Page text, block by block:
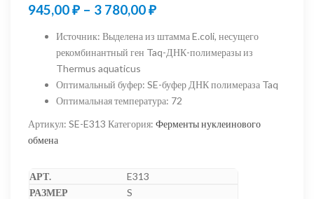
945,00₽ – 3 780,00₽Диапазон
цен:
945,00 ₽
3
780,00 ₽
Источник: Выделена из штамма E.coli, несущего
рекомбинантный ген Taq-ДНК-полимеразы из
Thermus aquaticus
Оптимальный буфер: SE-буфер ДНК полимераза Taq
Оптимальная температура: 72
Артикул: SE-E313 Категория: Ферменты нуклеинового
обмена
E313
S